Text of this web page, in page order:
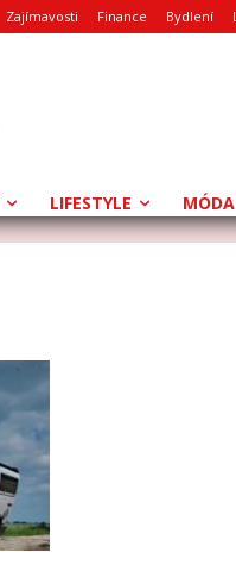
Zajímavosti Finance Bydlení
LIFESTYLE MÓDA